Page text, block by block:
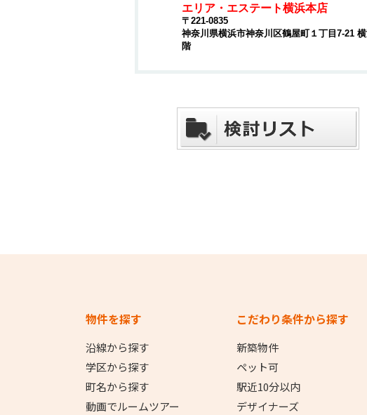
エリア・エステート横浜本店
〒221-0835
神奈川県横浜市神奈川区鶴屋町１丁目7-21
階
物件を探す
沿線から探す
学区から探す
町名から探す
動画でルームツアー
こだわり条件から探す
新築物件
ペット可
駅近10分以内
デザイナーズ